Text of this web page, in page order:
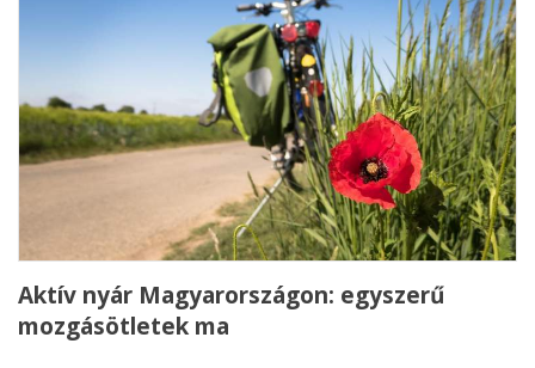
Aktív nyár Magyarországon: egyszerű
mozgásötletek ma